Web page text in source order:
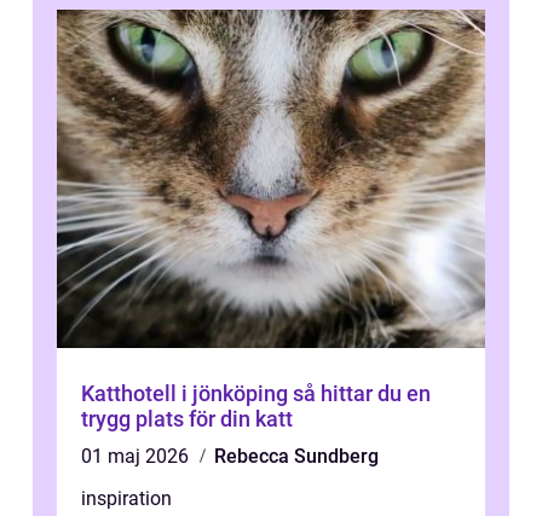
Katthotell i jönköping så hittar du en
trygg plats för din katt
01 maj 2026
Rebecca Sundberg
inspiration